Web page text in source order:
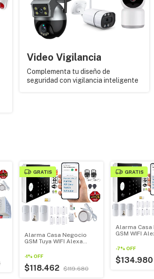
Video Vigilancia
Complementa tu diseño de
seguridad con vigilancia inteligente
GRATIS
Alarma Casa Negocio
GSM Tuya WIFI Alexa
-1% OFF
$118.462 $119.680
GRATIS
Alarma Casa
GSM WIFI
-7% OFF
$134.980